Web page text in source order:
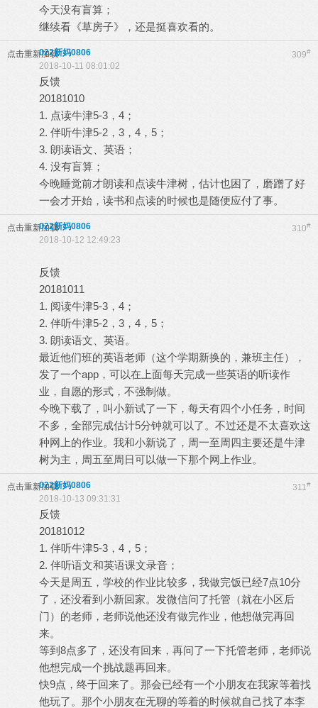
今天没有盲算；
继续看《草房子》，还是挺喜欢看的。
点击重新加载 309#
022新妈0806
2018-10-11 08:01:02
反馈
20181010
1. 点读牛津5-3，4；
2. 伴听牛津5-2，3，4，5；
3. 朗读语文、英语；
4. 没有盲算；
今晚睡觉前才朗读和点读牛津树，估计也困了，磨蹭了好
一会才开始，读书和点读的时候也是随便应付了事。
点击重新加载 310#
022新妈0806
2018-10-12 12:49:23
反馈
20181011
1. 阅读牛津5-3，4；
2. 伴听牛津5-2，3，4，5；
3. 朗读语文、英语。
最近他们班的英语老师（这个学期新换的，兼班主任），
发了一个app，可以在上面每天完成一些英语的听读作
业，自愿的形式，不强制做。
今晚下载了，叫小新试了一下，每天有四个小任务，时间
不多，全部完成估计5分钟就可以了。不过还是不太喜欢这
种网上的作业。我和小新说了，周一至周四主要还是牛津
树为主，周五至周日可以做一下那个网上作业。
点击重新加载 311#
022新妈0806
2018-10-13 09:31:31
反馈
20181012
1. 伴听牛津5-3，4，5；
2. 伴听语文和英语课文录音；
今天是周五，学校的作业比较多，我做完饭已经7点10分
了，还没看到小新回家。发微信问了托管（就在小区后
门）的老师，老师说他还没有做完作业，他想做完再回
来。
等到8点多了，还没有回来，再问了一下托管老师，老师说
他想完成一个挑战题再回来。
快9点，终于回来了。那会已经有一个小朋友在我家等着找
他玩了。那个小朋友在无聊的等着的时候就自己找了本李